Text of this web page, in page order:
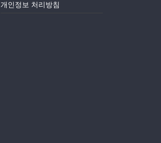
개인정보 처리방침